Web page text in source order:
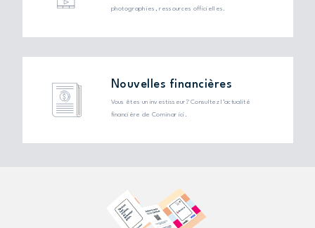
photographies, ressources officielles.
Nouvelles financières
Vous êtes un investisseur? Consultez l’actualité
financière de Cominar ici.